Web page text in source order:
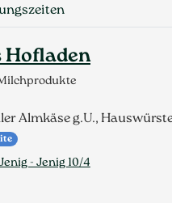
Hofladen
Almkäse g.U.,
- Jenig 10/4